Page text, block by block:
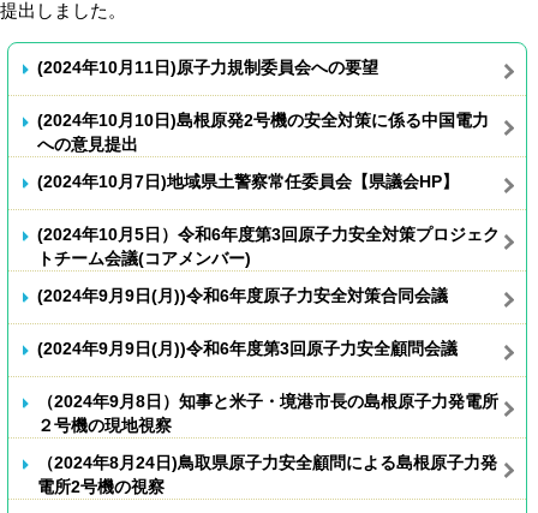
提出しました。
(2024年10月11日)原子力規制委員会への要望
(2024年10月10日)島根原発2号機の安全対策に係る中国電力
への意見提出
(2024年10月7日)地域県土警察常任委員会【県議会HP】
(2024年10月5日）令和6年度第3回原子力安全対策プロジェク
トチーム会議(コアメンバー)
(2024年9月9日(月))令和6年度原子力安全対策合同会議
(2024年9月9日(月))令和6年度第3回原子力安全顧問会議
（2024年9月8日）知事と米子・境港市長の島根原子力発電所
２号機の現地視察
（2024年8月24日)鳥取県原子力安全顧問による島根原子力発
電所2号機の視察